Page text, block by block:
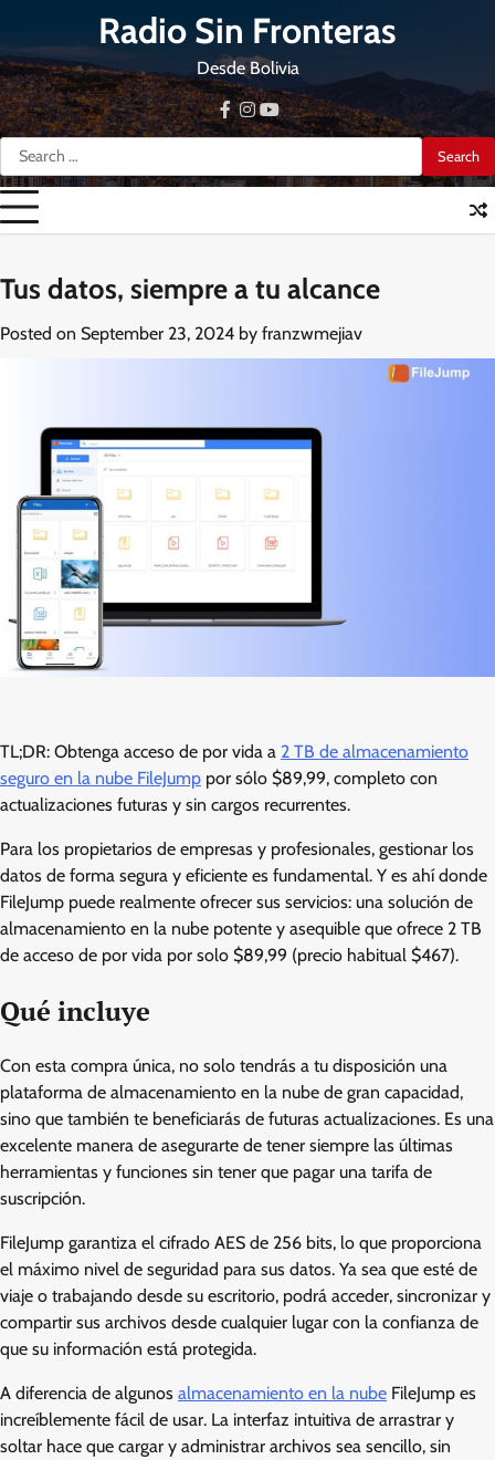
content
Radio Sin Fronteras
Desde Bolivia
Search
for:
facebook
instagram
youtube
Tus datos, siempre a tu alcance
Posted on September 23, 2024 by franzwmejiav
TL;DR: Obtenga acceso de por vida a 2 TB de almacenamiento
seguro en la nube FileJump por sólo $89,99, completo con
actualizaciones futuras y sin cargos recurrentes.
Para los propietarios de empresas y profesionales, gestionar los
datos de forma segura y eficiente es fundamental. Y es ahí donde
FileJump puede realmente ofrecer sus servicios: una solución de
almacenamiento en la nube potente y asequible que ofrece 2 TB
de acceso de por vida por solo $89,99 (precio habitual $467).
Qué incluye
Con esta compra única, no solo tendrás a tu disposición una
plataforma de almacenamiento en la nube de gran capacidad,
sino que también te beneficiarás de futuras actualizaciones. Es una
excelente manera de asegurarte de tener siempre las últimas
herramientas y funciones sin tener que pagar una tarifa de
suscripción.
FileJump garantiza el cifrado AES de 256 bits, lo que proporciona
el máximo nivel de seguridad para sus datos. Ya sea que esté de
viaje o trabajando desde su escritorio, podrá acceder, sincronizar y
compartir sus archivos desde cualquier lugar con la confianza de
que su información está protegida.
A diferencia de algunos almacenamiento en la nube FileJump es
increíblemente fácil de usar. La interfaz intuitiva de arrastrar y
soltar hace que cargar y administrar archivos sea sencillo, sin